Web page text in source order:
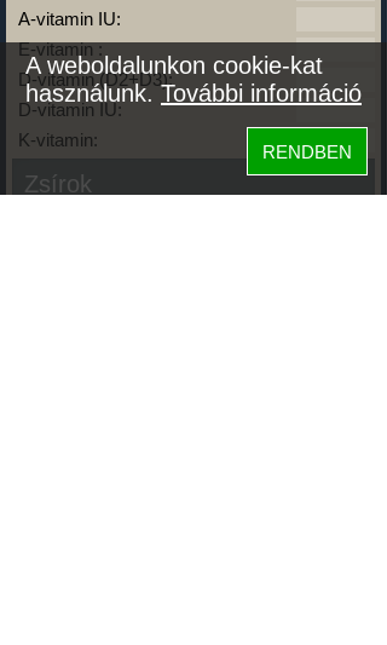
A-vitamin IU:
E-vitamin :
D-vitamin (D2+D3):
D-vitamin IU:
K-vitamin:
Zsírok
A weboldalunkon cookie-kat
használunk.További információ
RENDBEN